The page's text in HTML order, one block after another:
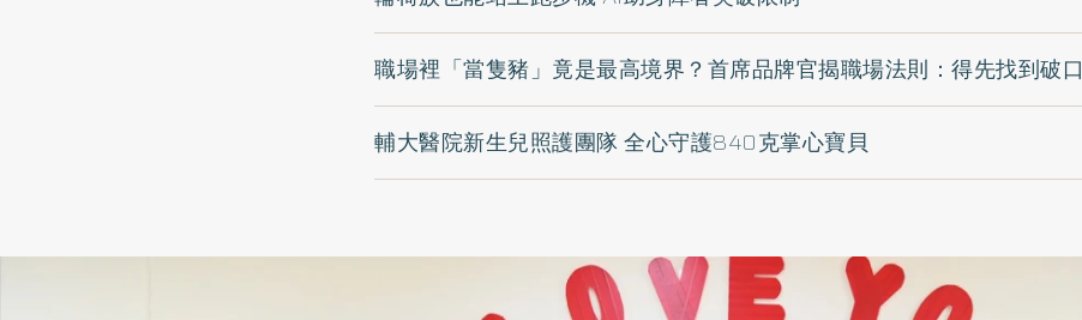
職場裡「當隻豬」竟是最高境界？首席品牌官揭職場法則：得先找到破口
輔大醫院新生兒照護團隊 全心守護840克掌心寶貝